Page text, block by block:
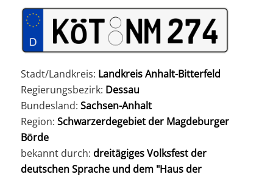
Stadt/Landkreis: Landkreis Anhalt-Bitterfeld
Regierungsbezirk: Dessau
Bundesland: Sachsen-Anhalt
Region: Schwarzerdegebiet der Magdeburger
Börde
bekannt durch: dreitägiges Volksfest der
deutschen Sprache und dem "Haus der